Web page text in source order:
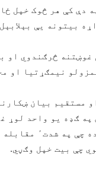
وي چې دې بیتونو ته له شاعر لوی بیتونه ویلی شو٬
چې دواړه بیتونه یې
څرګندوي او
او همزولو نیمګړتیا
مستقیم بیان
ګډه یو واحد لوړ
د بیت ټوله توله په همدې ځای
چې بیت خپل وګڼي.